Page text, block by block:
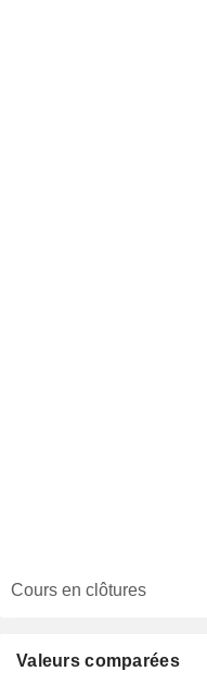
Cours en clôtures
Valeurs comparées